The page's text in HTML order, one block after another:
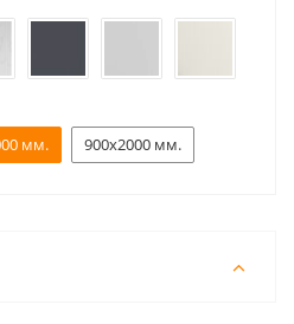
мм. 900x2000 мм.